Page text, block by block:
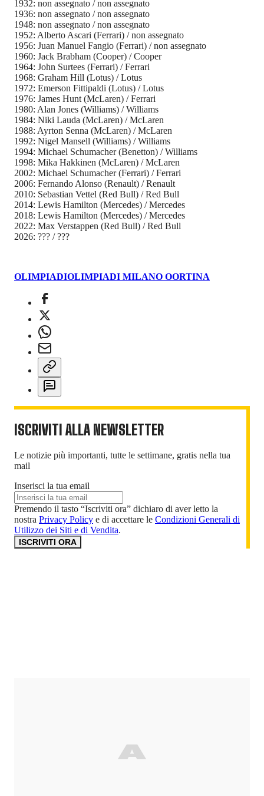
1932: non assegnato / non assegnato
1936: non assegnato / non assegnato
1948: non assegnato / non assegnato
1952: Alberto Ascari (Ferrari) / non assegnato
1956: Juan Manuel Fangio (Ferrari) / non assegnato
1960: Jack Brabham (Cooper) / Cooper
1964: John Surtees (Ferrari) / Ferrari
1968: Graham Hill (Lotus) / Lotus
1972: Emerson Fittipaldi (Lotus) / Lotus
1976: James Hunt (McLaren) / Ferrari
1980: Alan Jones (Williams) / Williams
1984: Niki Lauda (McLaren) / McLaren
1988: Ayrton Senna (McLaren) / McLaren
1992: Nigel Mansell (Williams) / Williams
1994: Michael Schumacher (Benetton) / Williams
1998: Mika Hakkinen (McLaren) / McLaren
2002: Michael Schumacher (Ferrari) / Ferrari
2006: Fernando Alonso (Renault) / Renault
2010: Sebastian Vettel (Red Bull) / Red Bull
2014: Lewis Hamilton (Mercedes) / Mercedes
2018: Lewis Hamilton (Mercedes) / Mercedes
2022: Max Verstappen (Red Bull) / Red Bull
2026: ??? / ???
OLIMPIADIOLIMPIADI MILANO OORTINA
ISCRIVITI ALLA NEWSLETTER
Le notizie più importanti, tutte le settimane, gratis nella tua
mail
Inserisci la tua email
Premendo il tasto “Iscriviti ora” dichiaro di aver letto la
nostra Privacy Policy e di accettare le Condizioni Generali di
Utilizzo dei Siti e di Vendita.
ISCRIVITI ORA